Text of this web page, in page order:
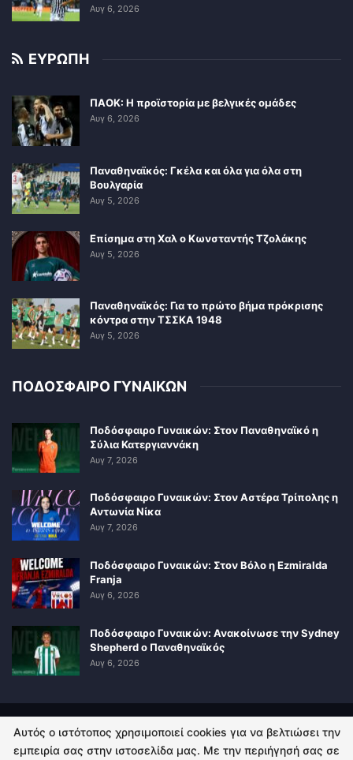
Αυγ 6, 2026
ΕΥΡΩΠΗ
ΠΑΟΚ: Η προϊστορία με βελγικές ομάδες
Αυγ 6, 2026
Παναθηναϊκός: Γκέλα και όλα για όλα στη
Βουλγαρία
Αυγ 5, 2026
Επίσημα στη Χαλ ο Κωνσταντής Τζολάκης
Αυγ 5, 2026
Παναθηναϊκός: Για το πρώτο βήμα πρόκρισης
κόντρα στην ΤΣΣΚΑ 1948
Αυγ 5, 2026
ΠΟΔΟΣΦΑΙΡΟ ΓΥΝΑΙΚΩΝ
Ποδόσφαιρο Γυναικών: Στον Παναθηναϊκό η
Σύλια Κατεργιαννάκη
Αυγ 7, 2026
Ποδόσφαιρο Γυναικών: Στον Αστέρα Τρίπολης η
Αντωνία Νίκα
Αυγ 7, 2026
Ποδόσφαιρο Γυναικών: Στον Βόλο η Ezmiralda
Franja
Αυγ 6, 2026
Ποδόσφαιρο Γυναικών: Ανακοίνωσε την Sydney
Shepherd ο Παναθηναϊκός
Αυγ 6, 2026
ΠΟΛΙΤΙΚΗ ΑΠΟΡΡΗΤΟΥ ΕΠΙΚΟΙΝΩΝΙΑ
Αυτός ο ιστότοπος χρησιμοποιεί cookies για να βελτιώσει την
εμπειρία σας στην ιστοσελίδα μας. Με την περιήγησή σας σε